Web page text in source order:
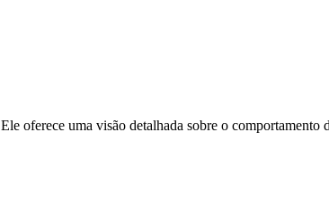
oferece uma visão detalhada sobre o